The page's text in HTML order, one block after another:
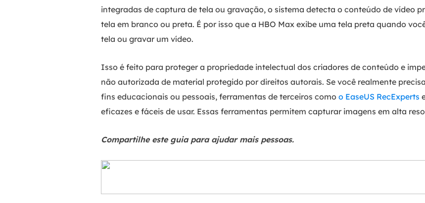
integradas de captura de tela ou gravação, o sistema detecta o conteúdo de vídeo
tela em branco ou preta. É por isso que a HBO Max exibe uma tela preta quando
tela ou gravar um vídeo.
Isso é feito para proteger a propriedade intelectual dos criadores de conteúdo e
não autorizada de material protegido por direitos autorais. Se você realmente
fins educacionais ou pessoais, ferramentas de terceiros como o EaseUS RecExperts
eficazes e fáceis de usar. Essas ferramentas permitem capturar imagens em alta
Compartilhe este guia para ajudar mais pessoas.